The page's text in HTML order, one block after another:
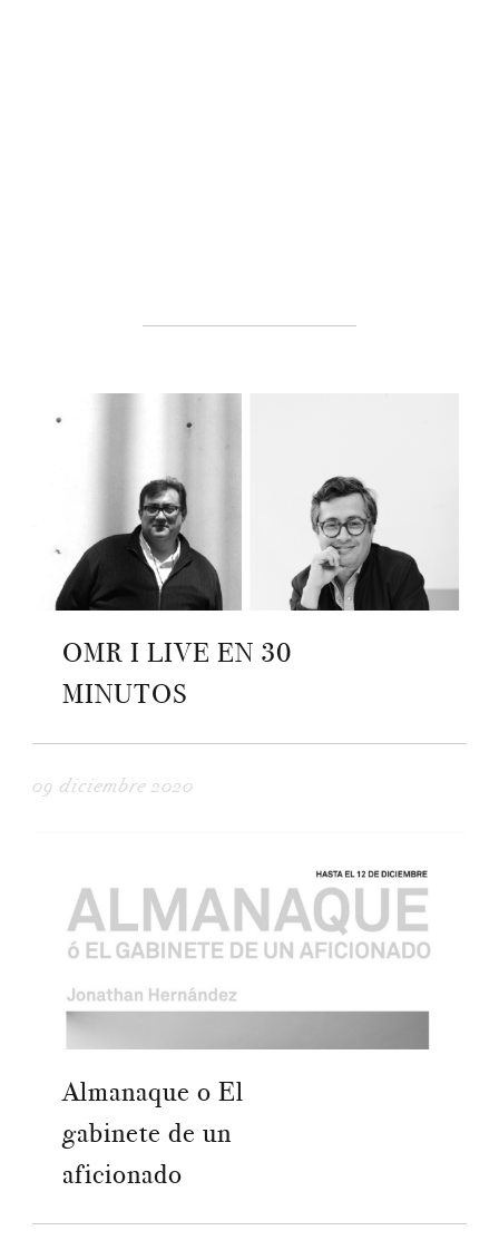
OMR I LIVE EN 30
MINUTOS
09 diciembre 2020
Almanaque o El
gabinete de un
aficionado